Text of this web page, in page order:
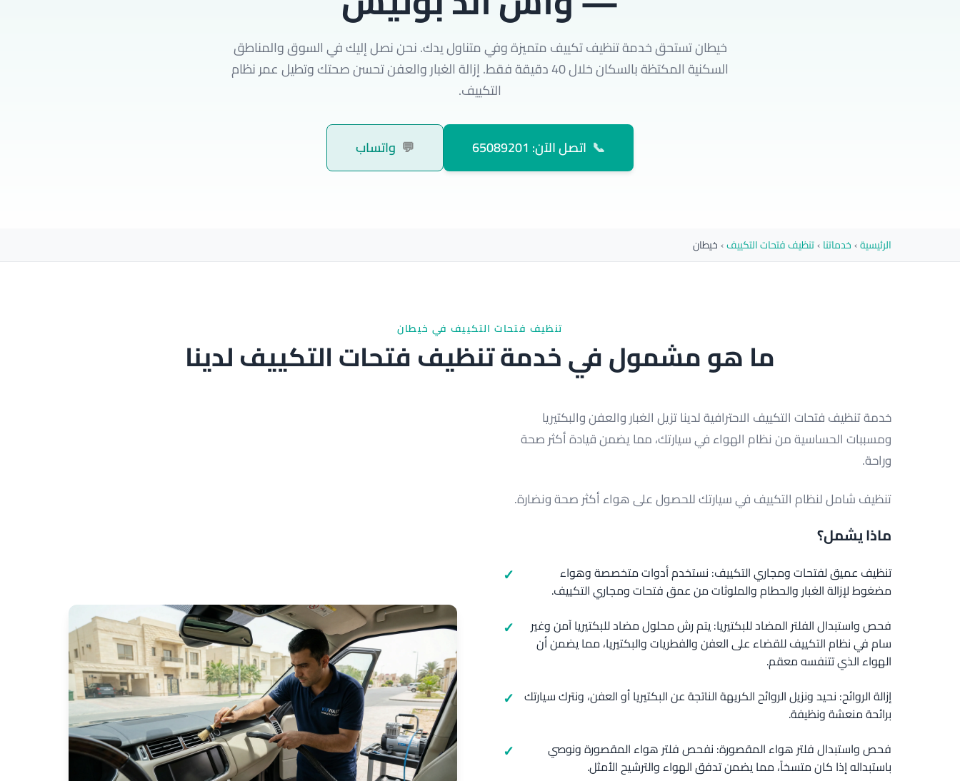
خيطان تستحق خدمة تنظيف تكييف متميزة وفي متناول يدك. نحن نصل إليك في السوق والمناطق
السكنية المكتظة بالسكان خلال 40 دقيقة فقط. إزالة الغبار والعفن تحسن صحتك وتطيل عمر نظام
التكييف.
📞 اتصل الآن: 65089201 💬 واتساب
الرئيسية›خدماتنا›تنظيف فتحات التكييف›خيطان
تنظيف فتحات التكييف في خيطان
ما هو مشمول في خدمة تنظيف فتحات التكييف لدينا
خدمة تنظيف فتحات التكييف الاحترافية لدينا تزيل الغبار والعفن والبكتيريا
ومسببات الحساسية من نظام الهواء في سيارتك، مما يضمن قيادة أكثر صحة
وراحة.
تنظيف شامل لنظام التكييف في سيارتك للحصول على هواء أكثر صحة ونضارة.
ماذا يشمل؟
تنظيف عميق لفتحات ومجاري التكييف: نستخدم أدوات متخصصة وهواء
مضغوط لإزالة الغبار والحطام والملوثات من عمق فتحات ومجاري التكييف.
فحص واستبدال الفلتر المضاد للبكتيريا: يتم رش محلول مضاد للبكتيريا آمن وغير
سام في نظام التكييف للقضاء على العفن والفطريات والبكتيريا، مما يضمن أن
الهواء الذي تتنفسه معقم.
إزالة الروائح: نحيد ونزيل الروائح الكريهة الناتجة عن البكتيريا أو العفن، ونترك سيارتك
برائحة منعشة ونظيفة.
فحص واستبدال فلتر هواء المقصورة: نفحص فلتر هواء المقصورة ونوصي
باستبداله إذا كان متسخاً، مما يضمن تدفق الهواء والترشيح الأمثل.